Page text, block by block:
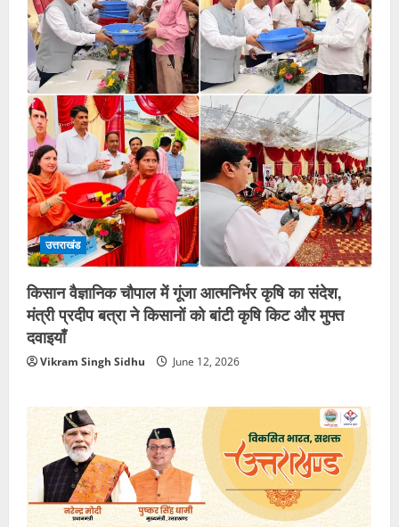
उत्तराखंड
किसान वैज्ञानिक चौपाल में गूंजा आत्मनिर्भर कृषि का संदेश,
मंत्री प्रदीप बत्रा ने किसानों को बांटी कृषि किट और मुफ्त
दवाइयाँ
Vikram Singh Sidhu June 12, 2026